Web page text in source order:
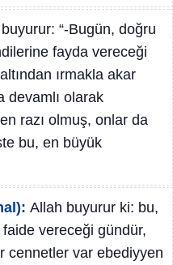
“-Bugün, doğru
fayda vereceği
ırmakla akar
devamlı olarak
razı olmuş, onlar da
bu, en büyük
Allah buyurur ki: bu,
vereceği gündür,
cennetler var ebediyyen